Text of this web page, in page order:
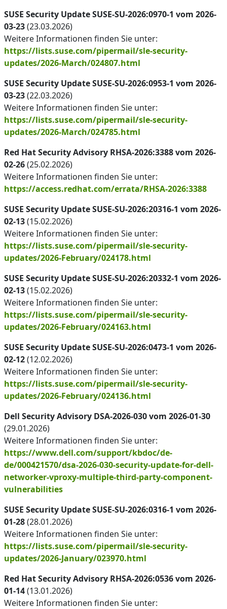
SUSE Security Update SUSE-SU-2026:0970-1 vom 2026-
03-23(23.03.2026)
Weitere Informationen finden Sie unter:
https://lists.suse.com/pipermail/sle-security-
updates/2026-March/024807.html
SUSE Security Update SUSE-SU-2026:0953-1 vom 2026-
03-23(22.03.2026)
Weitere Informationen finden Sie unter:
https://lists.suse.com/pipermail/sle-security-
updates/2026-March/024785.html
Red Hat Security Advisory RHSA-2026:3388 vom 2026-
02-26(25.02.2026)
Weitere Informationen finden Sie unter:
https://access.redhat.com/errata/RHSA-2026:3388
SUSE Security Update SUSE-SU-2026:20316-1 vom 2026-
02-13(15.02.2026)
Weitere Informationen finden Sie unter:
https://lists.suse.com/pipermail/sle-security-
updates/2026-February/024178.html
SUSE Security Update SUSE-SU-2026:20332-1 vom 2026-
02-13(15.02.2026)
Weitere Informationen finden Sie unter:
https://lists.suse.com/pipermail/sle-security-
updates/2026-February/024163.html
SUSE Security Update SUSE-SU-2026:0473-1 vom 2026-
02-12(12.02.2026)
Weitere Informationen finden Sie unter:
https://lists.suse.com/pipermail/sle-security-
updates/2026-February/024136.html
Dell Security Advisory DSA-2026-030 vom 2026-01-30
(29.01.2026)
Weitere Informationen finden Sie unter:
https://www.dell.com/support/kbdoc/de-
de/000421570/dsa-2026-030-security-update-for-dell-
networker-vproxy-multiple-third-party-component-
vulnerabilities
SUSE Security Update SUSE-SU-2026:0316-1 vom 2026-
01-28(28.01.2026)
Weitere Informationen finden Sie unter:
https://lists.suse.com/pipermail/sle-security-
updates/2026-January/023970.html
Red Hat Security Advisory RHSA-2026:0536 vom 2026-
01-14(13.01.2026)
Weitere Informationen finden Sie unter: